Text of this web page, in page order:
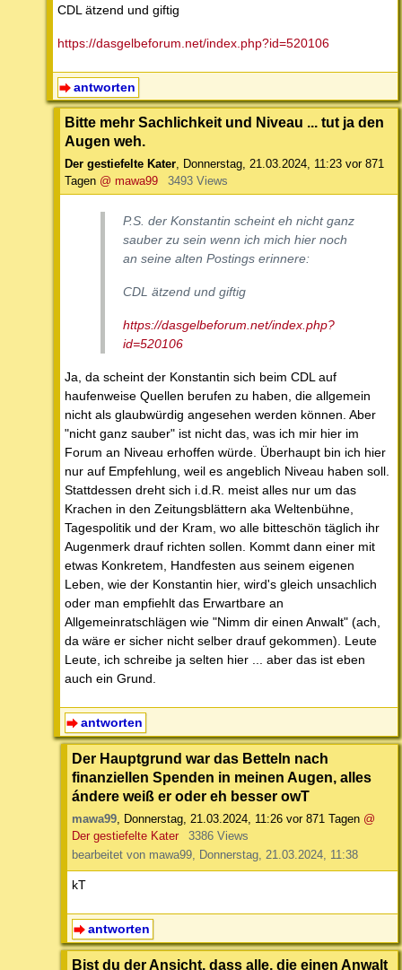
CDL ätzend und giftig
https://dasgelbeforum.net/index.php?id=520106
antworten
Bitte mehr Sachlichkeit und Niveau ... tut ja den
Augen weh.
Der gestiefelte Kater, Donnerstag, 21.03.2024, 11:23 vor 871
Tagen @ mawa99 3493 Views
P.S. der Konstantin scheint eh nicht ganz
sauber zu sein wenn ich mich hier noch
an seine alten Postings erinnere:
CDL ätzend und giftig
https://dasgelbeforum.net/index.php?
id=520106
Ja, da scheint der Konstantin sich beim CDL auf
haufenweise Quellen berufen zu haben, die allgemein
nicht als glaubwürdig angesehen werden können. Aber
"nicht ganz sauber" ist nicht das, was ich mir hier im
Forum an Niveau erhoffen würde. Überhaupt bin ich hier
nur auf Empfehlung, weil es angeblich Niveau haben soll.
Stattdessen dreht sich i.d.R. meist alles nur um das
Krachen in den Zeitungsblättern aka Weltenbühne,
Tagespolitik und der Kram, wo alle bitteschön täglich ihr
Augenmerk drauf richten sollen. Kommt dann einer mit
etwas Konkretem, Handfesten aus seinem eigenen
Leben, wie der Konstantin hier, wird's gleich unsachlich
oder man empfiehlt das Erwartbare an
Allgemeinratschlägen wie "Nimm dir einen Anwalt" (ach,
da wäre er sicher nicht selber drauf gekommen). Leute
Leute, ich schreibe ja selten hier ... aber das ist eben
auch ein Grund.
antworten
Der Hauptgrund war das Betteln nach
finanziellen Spenden in meinen Augen, alles
ándere weiß er oder eh besser owT
mawa99, Donnerstag, 21.03.2024, 11:26 vor 871 Tagen @
Der gestiefelte Kater
3386 Views
bearbeitet von mawa99, Donnerstag, 21.03.2024, 11:38
kT
antworten
Bist du der Ansicht, dass alle, die einen Anwalt